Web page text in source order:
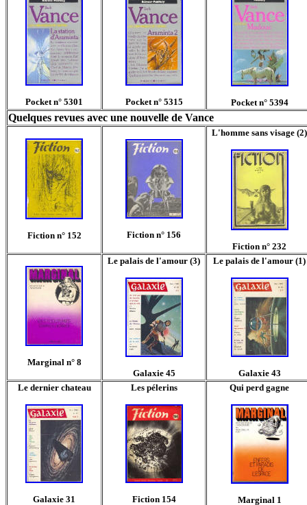
Pocket n° 5301 Pocket n° 5315 Pocket n° 5394
Quelques revues avec une nouvelle de Vance
Fiction n° 152 Fiction n° 156
L'homme sans visage (2)
Fiction n° 232
Marginal n° 8
Le palais de l'amour (3)
Galaxie 45
Le palais de l'amour (1)
Galaxie 43
Le dernier chateau
Galaxie 31
Les pélerins
Fiction 154
Qui perd gagne
Marginal 1